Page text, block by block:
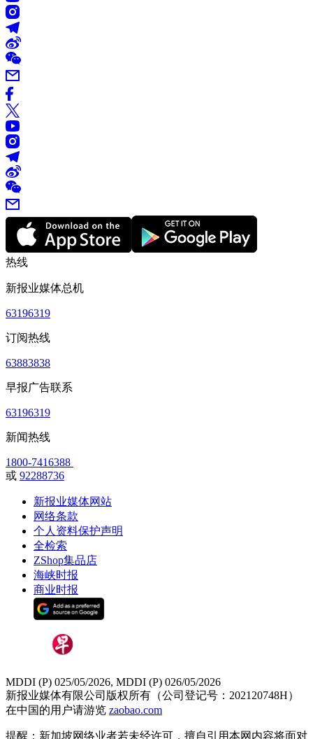
热线
新报业媒体总机
63196319
订阅热线
63883838
早报广告联系
63196319
新闻热线
1800-7416388
或 92288736
新报业媒体网站
网络条款
个人资料保护声明
全检索
ZShop集品店
海峡时报
商业时报
MDDI (P) 025/05/2026, MDDI (P) 026/05/2026
新报业媒体有限公司版权所有（公司登记号：202120748H）
在中国的用户请游览 zaobao.com
提醒：新加坡网络业者若未经许可，擅自引用本网内容将面对